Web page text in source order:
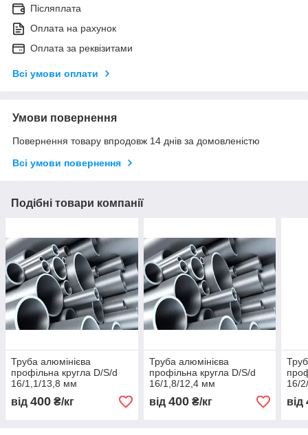
Післяплата
Оплата на рахунок
Оплата за реквізитами
Всі умови оплати
Умови повернення
Повернення товару впродовж 14 днів за домовленістю
Всі умови повернення
Подібні товари компанії
Труба алюмінієва
профільна кругла D/S/d
16/1,1/13,8 мм
від 400 ₴/кг
Труба алюмінієва
профільна кругла D/S/d
16/1,8/12,4 мм
від 400₴/кг
16/
від